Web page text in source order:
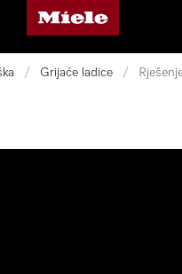
Miele početna stranica
/ Grijaće ladice /